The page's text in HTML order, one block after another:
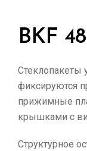
BKF 48
Стеклопакеты
фиксируются
прижимные
крышками с
Структурное